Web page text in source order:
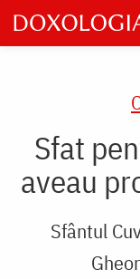
Skip
to
main
Sfat
aveau
Sfântul